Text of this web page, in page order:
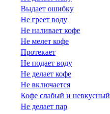
Выдает ошибку
Не греет воду
Не наливает кофе
Не мелет кофе
Протекает
Не подает воду
Не делает кофе
Не включается
Кофе слабый и невкусный
Не делает пар